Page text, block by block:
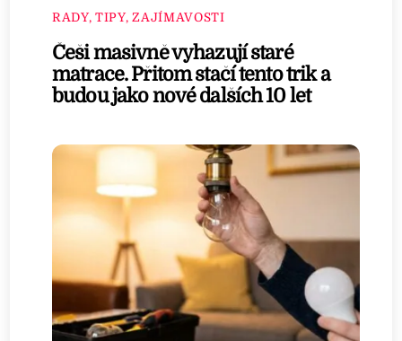
RADY, TIPY, ZAJÍMAVOSTI
Češi masivně vyhazují staré
matrace. Přitom stačí tento trik a
budou jako nové dalších 10 let